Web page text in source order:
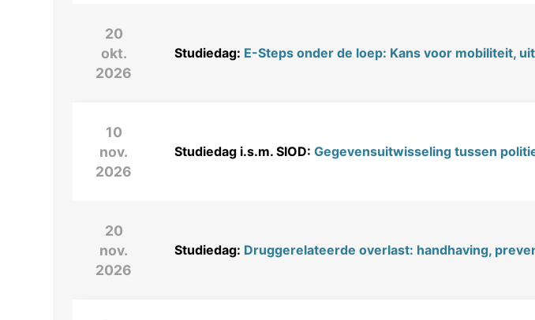
20
okt.
2026
Studiedag: E-Steps onder de loep: Kans voor mobiliteit,
10
nov.
2026
Studiedag i.s.m. SIOD: Gegevensuitwisseling tussen
20
nov.
2026
Studiedag: Druggerelateerde overlast: handhaving,